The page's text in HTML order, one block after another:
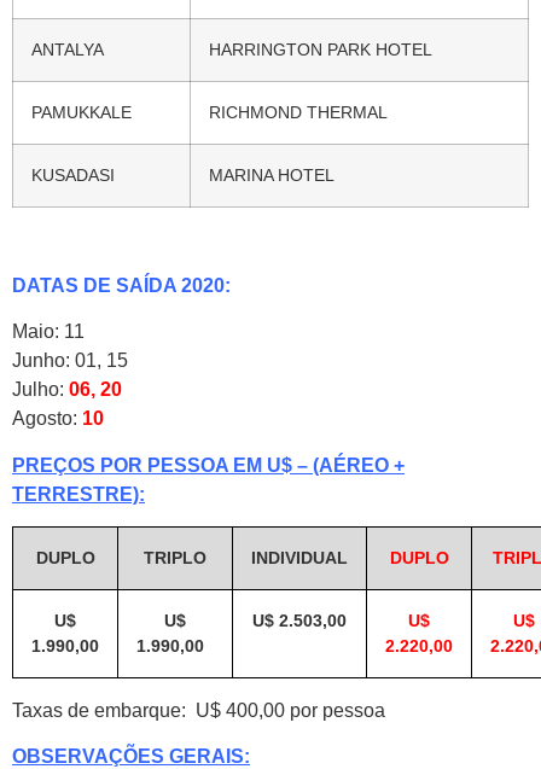
ANTALYA HARRINGTON PARK HOTEL
PAMUKKALE RICHMOND THERMAL
KUSADASI MARINA HOTEL
DATAS DE SAÍDA 2020:
Maio: 11
Junho: 01, 15
Julho: 06, 20
Agosto: 10
PREÇOS POR PESSOA EM U$ – (AÉREO +
TERRESTRE):
DUPLO TRIPLO INDIVIDUAL DUPLO
U$
1.990,00
U$
1.990,00
U$ 2.503,00
U$
2.220,00
U$
Taxas de embarque: U$ 400,00 por pessoa
OBSERVAÇÕES GERAIS: